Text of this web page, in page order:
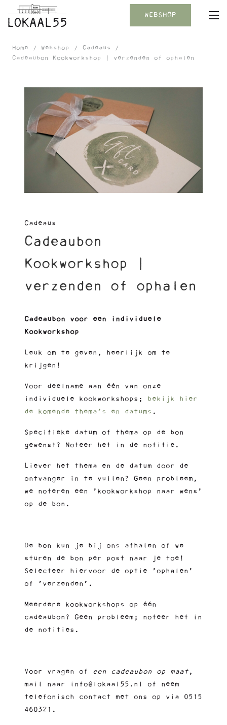
WEBSHOP
Home / Webshop / Cadeaus
/
Cadeaubon Kookworkshop | verzenden of ophalen
Cadeaus
Cadeaubon
Kookworkshop |
verzenden of ophalen
Cadeaubon voor een individuele
Kookworkshop
Leuk om te geven, heerlijk om te
krijgen!
Voor deelname aan één van onze
individuele kookworkshops; bekijk hier
de komende thema’s en datums .
Specifieke datum of thema op de bon
gewenst? Noteer het in de notitie.
Liever het thema en de datum door de
ontvanger in te vullen? Geen probleem,
we noteren een ‘kookworkshop naar wens’
op de bon.
De bon kun je bij ons afhalen of we
sturen de bon per post naar je toe!
Selecteer hiervoor de optie ‘ophalen’
of ‘verzenden’.
Meerdere kookworkshops op één
cadeaubon? Geen probleem; noteer het in
de notities.
Voor vragen of een cadeaubon op maat,
mail naar info@lokaal55.nl of neem
telefonisch contact met ons op via 0515
460321.